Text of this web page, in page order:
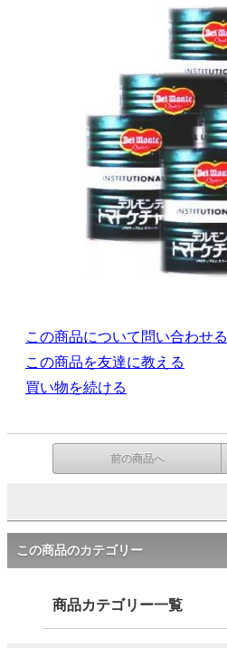
この商品について問い合わせる
この商品を友達に教える
買い物を続ける
前の商品へ
この商品のカテゴリー
商品カテゴリー一覧